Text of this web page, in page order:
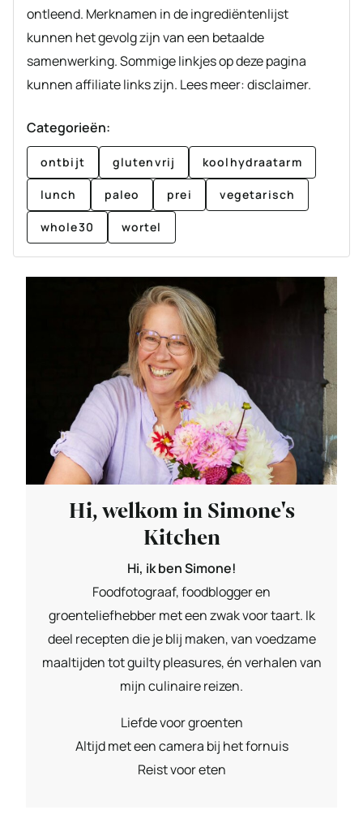
ontleend. Merknamen in de ingrediëntenlijst
kunnen het gevolg zijn van een betaalde
samenwerking. Sommige linkjes op deze pagina
kunnen affiliate links zijn. Lees meer: disclaimer.
Categorieën:
ontbijt glutenvrij koolhydraatarm
lunch paleo prei vegetarisch
whole30 wortel
Hi, welkom in Simone's
Kitchen
Hi, ik ben Simone!
Foodfotograaf, foodblogger en
groenteliefhebber met een zwak voor taart. Ik
deel recepten die je blij maken, van voedzame
maaltijden tot guilty pleasures, én verhalen van
mijn culinaire reizen.
Liefde voor groenten
Altijd met een camera bij het fornuis
Reist voor eten